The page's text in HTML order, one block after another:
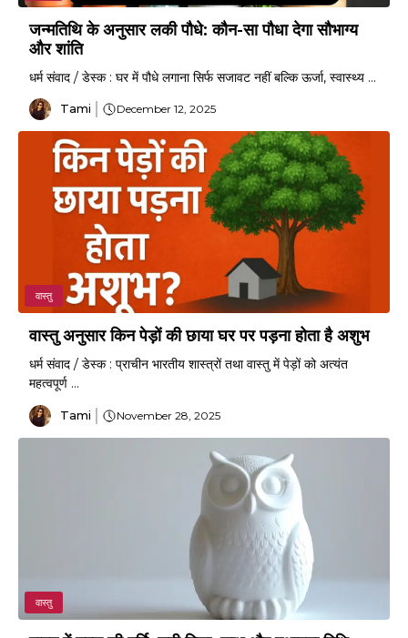
जन्मतिथि के अनुसार लकी पौधे: कौन-सा पौधा देगा सौभाग्य
और शांति
धर्म संवाद / डेस्क : घर में पौधे लगाना सिर्फ सजावट नहीं बल्कि ऊर्जा, स्वास्थ्य ...
Tami December 12, 2025
वास्तु
वास्तु अनुसार किन पेड़ों की छाया घर पर पड़ना होता है अशुभ
धर्म संवाद / डेस्क : प्राचीन भारतीय शास्त्रों तथा वास्तु में पेड़ों को अत्यंत
महत्वपूर्ण ...
Tami November 28, 2025
वास्तु